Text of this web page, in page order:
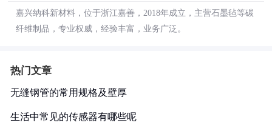
嘉兴纳科新材料，位于浙江嘉善，2018年成立，主营石墨毡等碳
纤维制品，专业权威，经验丰富，业务广泛。
热门文章
无缝钢管的常用规格及壁厚
生活中常见的传感器有哪些呢